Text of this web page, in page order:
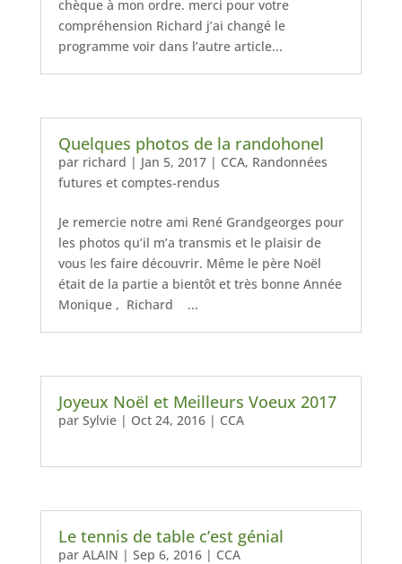
chèque à mon ordre. merci pour votre
compréhension Richard j’ai changé le
programme voir dans l’autre article...
Quelques photos de la randohonel
par richard | Jan 5, 2017| CCA, Randonnées
futures et comptes-rendus
Je remercie notre ami René Grandgeorges pour
les photos qu’il m’a transmis et le plaisir de
vous les faire découvrir. Même le père Noël
était de la partie a bientôt et très bonne Année
Monique , Richard ...
Joyeux Noël et Meilleurs Voeux 2017
par Sylvie| Oct 24, 2016| CCA
Le tennis de table c’est génial
par ALAIN | Sep 6, 2016| CCA